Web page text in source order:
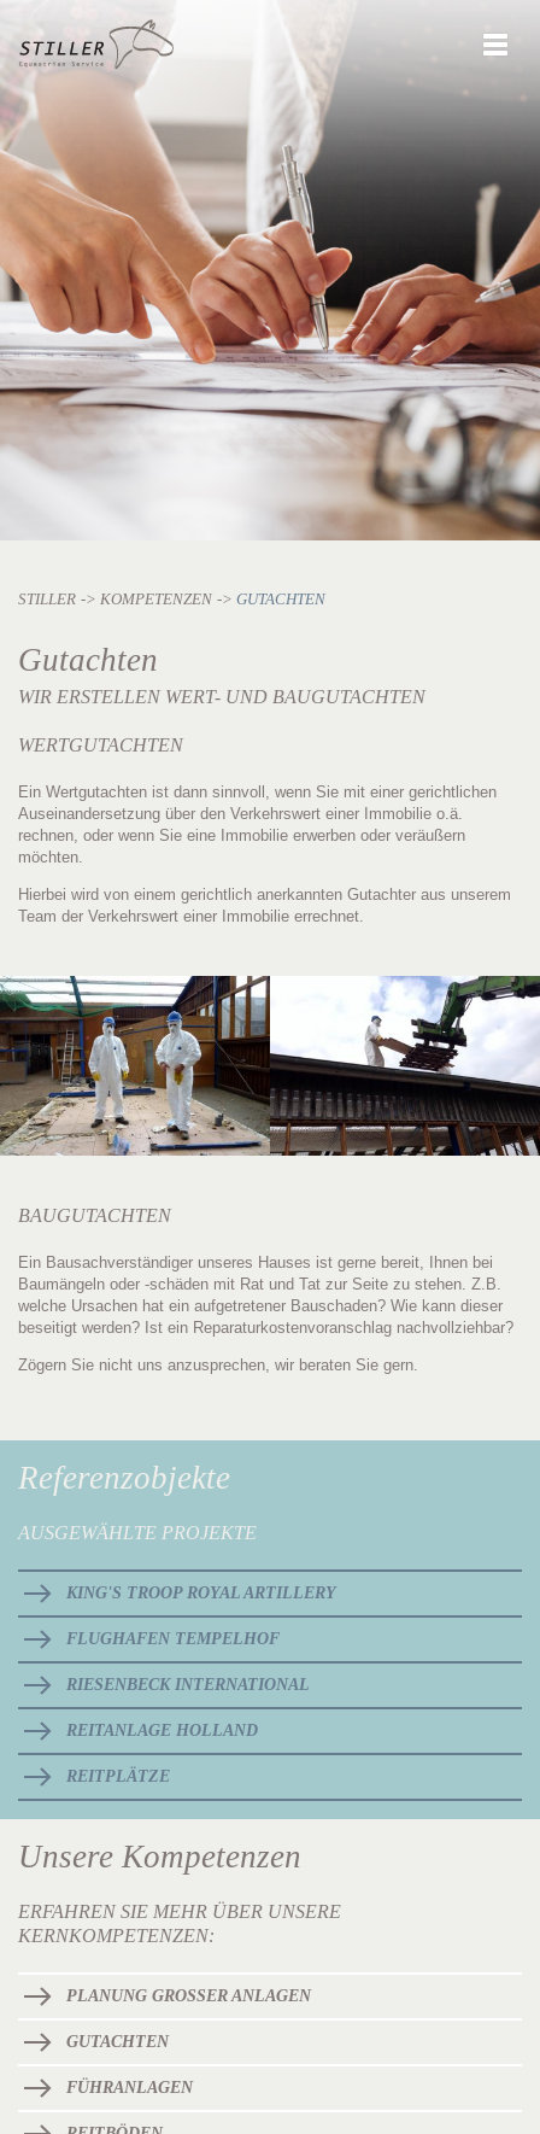
STILLER KOMPETENZEN GUTACHTEN
Gutachten
WIR ERSTELLEN WERT- UND BAUGUTACHTEN
WERTGUTACHTEN
Ein Wertgutachten ist dann sinnvoll, wenn Sie mit einer gerichtlichen
Auseinandersetzung über den Verkehrswert einer Immobilie o.ä.
rechnen, oder wenn Sie eine Immobilie erwerben oder veräußern
möchten.
Hierbei wird von einem gerichtlich anerkannten Gutachter aus unserem
Team der Verkehrswert einer Immobilie errechnet.
BAUGUTACHTEN
Ein Bausachverständiger unseres Hauses ist gerne bereit, Ihnen bei
Baumängeln oder -schäden mit Rat und Tat zur Seite zu stehen. Z.B.
welche Ursachen hat ein aufgetretener Bauschaden? Wie kann dieser
beseitigt werden? Ist ein Reparaturkostenvoranschlag nachvollziehbar?
Zögern Sie nicht uns anzusprechen, wir beraten Sie gern.
Referenzobjekte
AUSGEWÄHLTE PROJEKTE
KING'S TROOP ROYAL ARTILLERY
FLUGHAFEN TEMPELHOF
RIESENBECK INTERNATIONAL
REITANLAGE HOLLAND
REITPLÄTZE
Unsere Kompetenzen
ERFAHREN SIE MEHR ÜBER UNSERE
KERNKOMPETENZEN:
PLANUNG GROSSER ANLAGEN
GUTACHTEN
FÜHRANLAGEN